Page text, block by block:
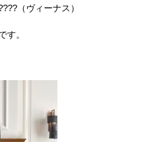
（ヴィーナス）
す。